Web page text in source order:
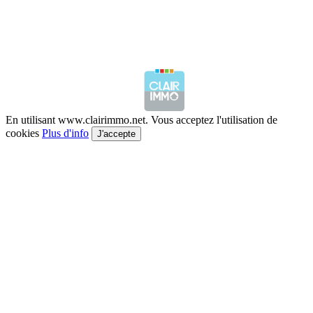
En utilisant www.clairimmo.net. Vous acceptez l'utilisation de
cookies Plus d'info J'accepte